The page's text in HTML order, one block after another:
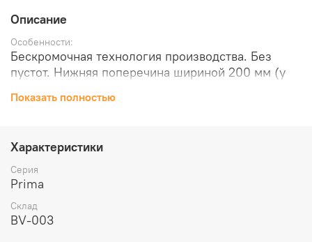
Описание
Особенности:
Бескромочная технология производства. Без
пустот. Нижняя поперечина шириной 200 мм (у
110 мм). Крепеж из закаленной стали надежно
Эко Шпон — структурный материал с защитным
слоем оверлея (Южная Корея). Отличается
высокой* стойкостью к истиранию и
натуральных материалов — Super Realistic.
Отделка осуществляется с использованием PUR-
Показать полностью
Характеристики
Серия
Prima
Склад
BV-003